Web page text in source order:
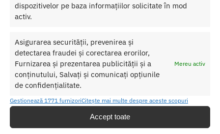
dispozitivelor pe baza informațiilor solicitate în mod
activ.
Asigurarea securității, prevenirea și
detectarea fraudei și corectarea erorilor,
Furnizarea și prezentarea publicității și a
conținutului, Salvați și comunicați opțiunile
de confidențialitate.
Mereu activ
Gestionează 1771 furnizoriCitește mai multe despre aceste scopuri
Accept toate
Produse similare